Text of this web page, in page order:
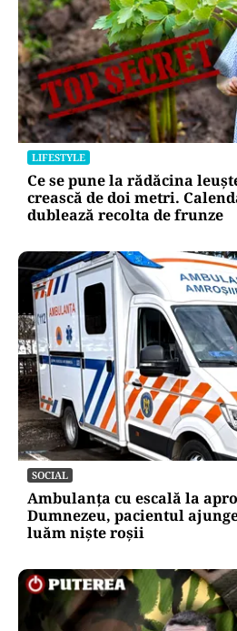
LIFESTYLE
Ce se pune la rădăcina
crească de doi metri.
dublează recolta de frunze
SOCIAL
Ambulanța cu escală la
Dumnezeu, pacientul
luăm niște roșii